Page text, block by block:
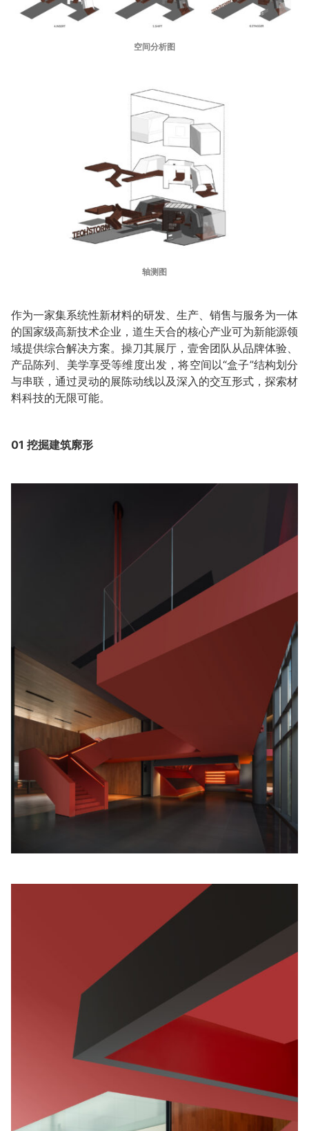
空间分析图
轴测图
作为一家集系统性新材料的研发、生产、销售与服务为一体
的国家级高新技术企业，道生天合的核心产业可为新能源领
域提供综合解决方案。操刀其展厅，壹舍团队从品牌体验、
产品陈列、美学享受等维度出发，将空间以“盒子”结构划分
与串联，通过灵动的展陈动线以及深入的交互形式，探索材
料科技的无限可能。
01 挖掘建筑廓形